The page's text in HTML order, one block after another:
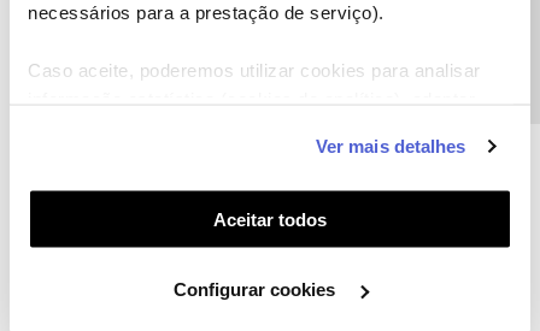
necessários para a prestação de serviço).
Caso aceite, poderemos utilizar cookies para analisar
funcionalidades (cookies de personalização e
funcionalidade) e adaptar anúncios aos seus interesses
(cookies de publicidade personalizada). Pode gerir a
utilização dos cookies clicando em "Configurar
Ver mais detalhes
Aceitar todos
Configurar cookies
Por fim, insira o nome que pretende dar ao extender e